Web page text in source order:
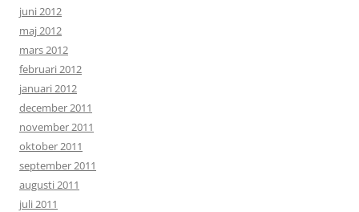
juni 2012
maj 2012
mars 2012
februari 2012
januari 2012
december 2011
november 2011
oktober 2011
september 2011
augusti 2011
juli 2011